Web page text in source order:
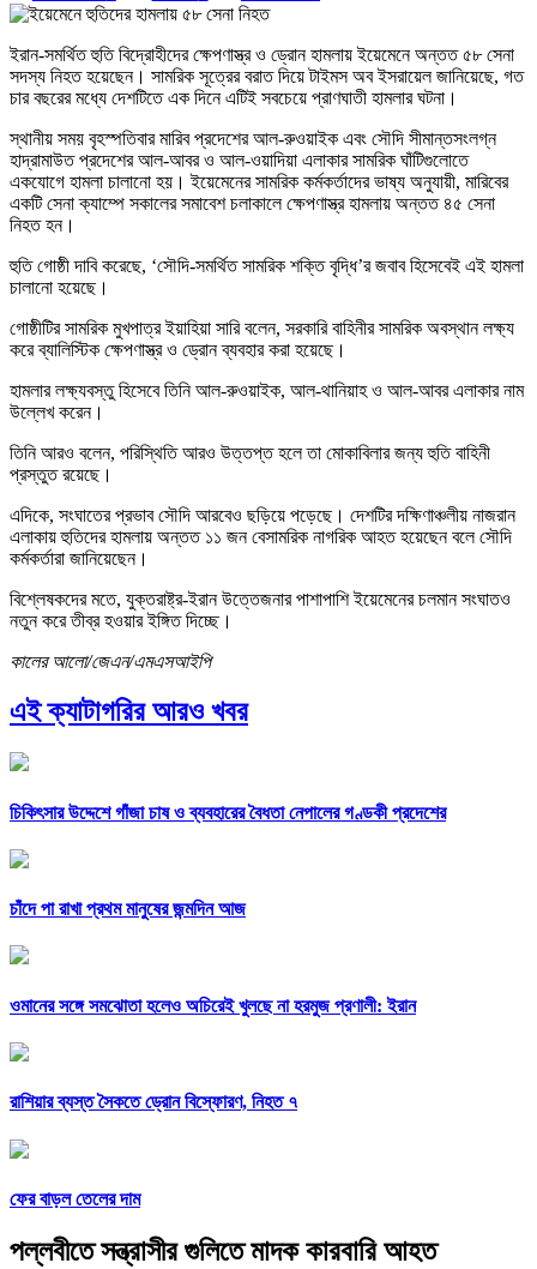
ইরান-সমর্থিত হুতি বিদ্রোহীদের ক্ষেপণাস্ত্র ও ড্রোন হামলায় ইয়েমেনে অন্তত ৫৮ সেনা
সদস্য নিহত হয়েছেন। সামরিক সূত্রের বরাত দিয়ে টাইমস অব ইসরায়েল জানিয়েছে, গত
চার বছরের মধ্যে দেশটিতে এক দিনে এটিই সবচেয়ে প্রাণঘাতী হামলার ঘটনা।
স্থানীয় সময় বৃহস্পতিবার মারিব প্রদেশের আল-রুওয়াইক এবং সৌদি সীমান্তসংলগ্ন
হাদ্রামাউত প্রদেশের আল-আবর ও আল-ওয়াদিয়া এলাকার সামরিক ঘাঁটিগুলোতে
একযোগে হামলা চালানো হয়। ইয়েমেনের সামরিক কর্মকর্তাদের ভাষ্য অনুযায়ী, মারিবের
একটি সেনা ক্যাম্পে সকালের সমাবেশ চলাকালে ক্ষেপণাস্ত্র হামলায় অন্তত ৪৫ সেনা
নিহত হন।
হুতি গোষ্ঠী দাবি করেছে, ‘সৌদি-সমর্থিত সামরিক শক্তি বৃদ্ধি’র জবাব হিসেবেই এই হামলা
চালানো হয়েছে।
গোষ্ঠীটির সামরিক মুখপাত্র ইয়াহিয়া সারি বলেন, সরকারি বাহিনীর সামরিক অবস্থান লক্ষ্য
করে ব্যালিস্টিক ক্ষেপণাস্ত্র ও ড্রোন ব্যবহার করা হয়েছে।
হামলার লক্ষ্যবস্তু হিসেবে তিনি আল-রুওয়াইক, আল-থানিয়াহ ও আল-আবর এলাকার নাম
উল্লেখ করেন।
তিনি আরও বলেন, পরিস্থিতি আরও উত্তপ্ত হলে তা মোকাবিলার জন্য হুতি বাহিনী
প্রস্তুত রয়েছে।
এদিকে, সংঘাতের প্রভাব সৌদি আরবেও ছড়িয়ে পড়েছে। দেশটির দক্ষিণাঞ্চলীয় নাজরান
এলাকায় হুতিদের হামলায় অন্তত ১১ জন বেসামরিক নাগরিক আহত হয়েছেন বলে সৌদি
কর্মকর্তারা জানিয়েছেন।
বিশ্লেষকদের মতে, যুক্তরাষ্ট্র-ইরান উত্তেজনার পাশাপাশি ইয়েমেনের চলমান সংঘাতও
নতুন করে তীব্র হওয়ার ইঙ্গিত দিচ্ছে।
কালের আলো/জেএন/এমএসআইপি
এই ক্যাটাগরির আরও খবর
চিকিৎসার উদ্দেশে গাঁজা চাষ ও ব্যবহারের বৈধতা নেপালের গণ্ডকী প্রদেশের
চাঁদে পা রাখা প্রথম মানুষের জন্মদিন আজ
ওমানের সঙ্গে সমঝোতা হলেও অচিরেই খুলছে না হরমুজ প্রণালী: ইরান
রাশিয়ার ব্যস্ত সৈকতে ড্রোন বিস্ফোরণ, নিহত ৭
ফের বাড়ল তেলের দাম
পল্লবীতে সন্ত্রাসীর গুলিতে মাদক কারবারি আহত